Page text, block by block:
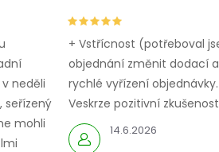
neděli
seřízený
mohli
14.6.2026
+ Vstřícnost (potřeboval
objednání změnit dodací
rychlé vyřízení objednávky.
Veskrze pozitivní